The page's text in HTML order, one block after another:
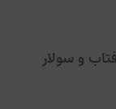
و سولار